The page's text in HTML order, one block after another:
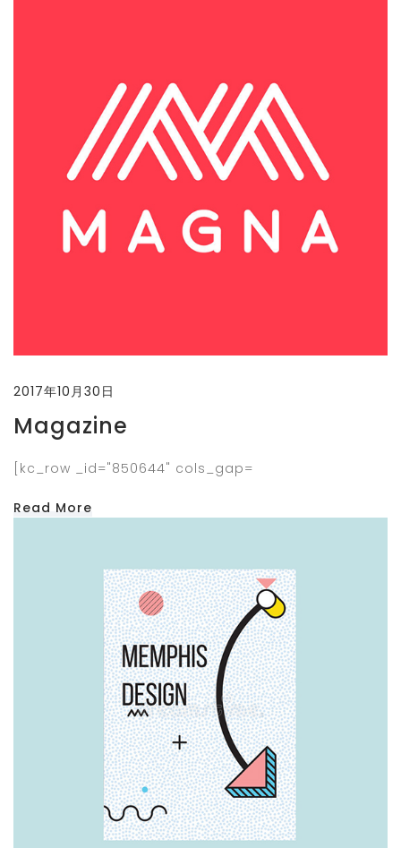
2017年10月30日
Magazine
[kc_row _id="850644" cols_gap=
Read More